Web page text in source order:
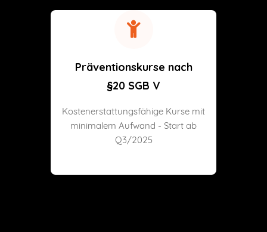
Präventionskurse nach
§20 SGB V
Kostenerstattungsfähige Kurse mit
minimalem Aufwand - Start ab
Q3/2025